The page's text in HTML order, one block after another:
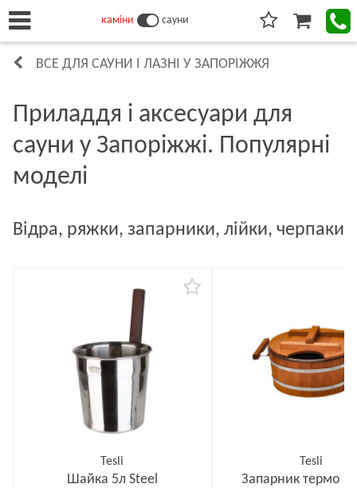
каміни сауни
ВСЕ ДЛЯ САУНИ І ЛАЗНІ У ЗАПОРІЖЖЯ
Приладдя і аксесуари для
сауни у Запоріжжі. Популярні
моделі
Відра, ряжки, запарники, лійки, черпаки
Tesli
Шайка 5л Steel
Tesli
Запарник термо 15